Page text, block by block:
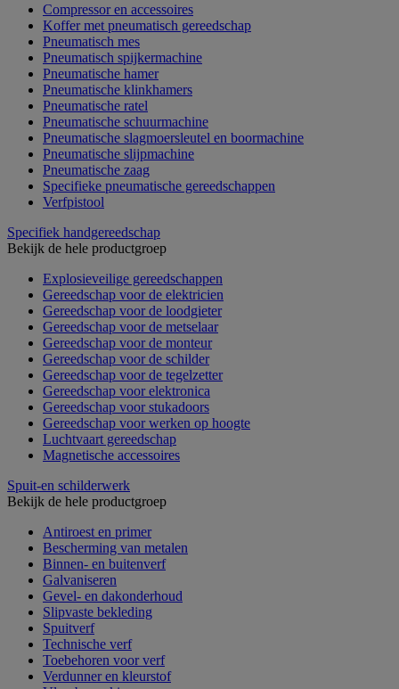
Compressor en accessoires
Koffer met pneumatisch gereedschap
Pneumatisch mes
Pneumatisch spijkermachine
Pneumatische hamer
Pneumatische klinkhamers
Pneumatische ratel
Pneumatische schuurmachine
Pneumatische slagmoersleutel en boormachine
Pneumatische slijpmachine
Pneumatische zaag
Specifieke pneumatische gereedschappen
Verfpistool
Specifiek handgereedschap
Bekijk de hele productgroep
Explosieveilige gereedschappen
Gereedschap voor de elektricien
Gereedschap voor de loodgieter
Gereedschap voor de metselaar
Gereedschap voor de monteur
Gereedschap voor de schilder
Gereedschap voor de tegelzetter
Gereedschap voor elektronica
Gereedschap voor stukadoors
Gereedschap voor werken op hoogte
Luchtvaart gereedschap
Magnetische accessoires
Spuit-en schilderwerk
Bekijk de hele productgroep
Antiroest en primer
Bescherming van metalen
Binnen- en buitenverf
Galvaniseren
Gevel- en dakonderhoud
Slipvaste bekleding
Spuitverf
Technische verf
Toebehoren voor verf
Verdunner en kleurstof